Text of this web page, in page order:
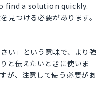
find a solution quickly.
見つける必要があります。
い」という意味で、より強
と伝えたいときに使いま
が、注意して使う必要があ